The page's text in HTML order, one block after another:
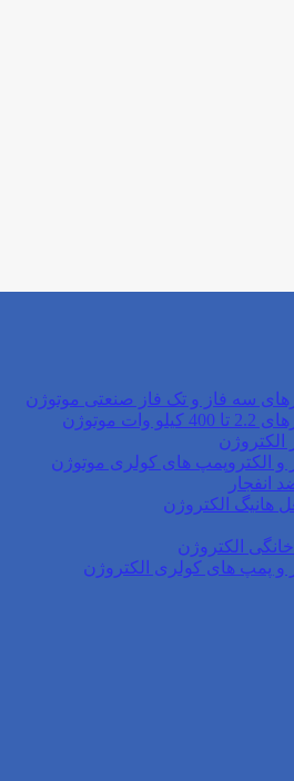
سه فاز و تک فاز صنعتی موتوژن
موتوژن
الکتروژن
و الکتروپمپ های کولری موتوژن
انفجار
هانیگ الکتروژن
الکتروژن
و پمپ های کولری الکتروژن